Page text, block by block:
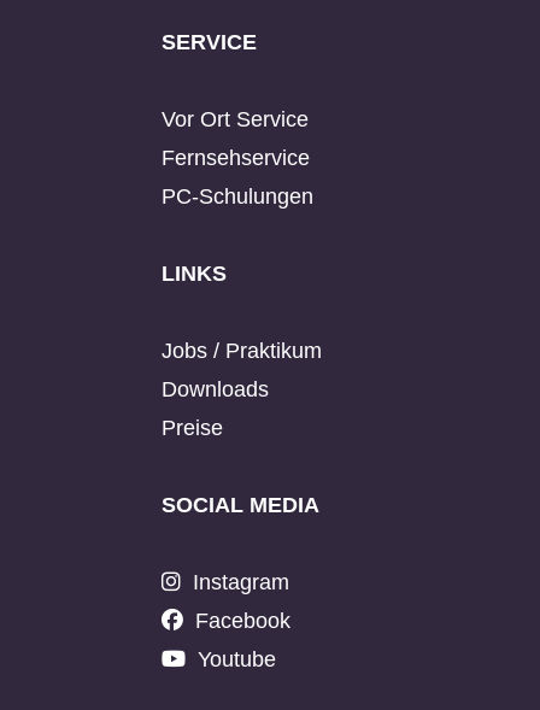
SERVICE
Vor Ort Service
Fernsehservice
PC-Schulungen
LINKS
Jobs / Praktikum
Downloads
Preise
SOCIAL MEDIA
Instagram
Facebook
Youtube